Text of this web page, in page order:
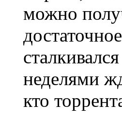
можно
неделями
кто